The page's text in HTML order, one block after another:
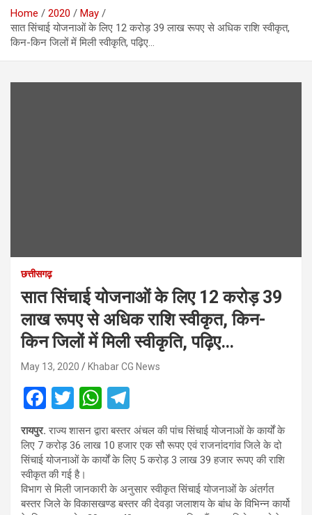
Home 2020
May
सात सिंचाई योजनाओं के लिए 12 करोड़ 39 लाख रूपए से अधिक राशि स्वीकृत,
किन-किन जिलों में मिली स्वीकृति, पढ़िए…
छत्तीसगढ़
सात सिंचाई योजनाओं के लिए 12 करोड़ 39
लाख रूपए से अधिक राशि स्वीकृत, किन-
किन जिलों में मिली स्वीकृति, पढ़िए…
May 13, 2020 Khabar CG News
F
a
ce
b
o
o
T
wi
tt
er
W
h
at
s
A
p
el
e
gr
a
m
रायपुर. राज्य शासन द्वारा बस्तर अंचल की पांच सिंचाई योजनाओं के कार्यों के
लिए 7 करोड़ 36 लाख 10 हजार एक सौ रूपए एवं राजनांदगांव जिले के दो
सिंचाई योजनाओं के कार्यों के लिए 5 करोड़ 3 लाख 39 हजार रूपए की राशि
स्वीकृत की गई है।
विभाग से मिली जानकारी के अनुसार स्वीकृत सिंचाई योजनाओं के अंतर्गत
बस्तर जिले के विकासखण्ड बस्तर की देवड़ा जलाशय के बांध के विभिन्न कार्यो